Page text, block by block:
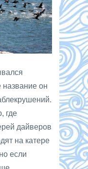
он
где
дайверов
на катере
если